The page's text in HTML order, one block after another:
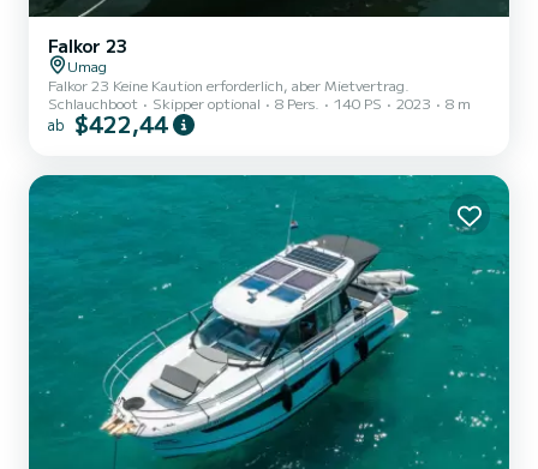
Falkor 23
Umag
Falkor 23 Keine Kaution erforderlich, aber Mietvertrag.
Schlauchboot
Skipper optional 8 Pers. 140 PS 2023 8 m
ab $422,44